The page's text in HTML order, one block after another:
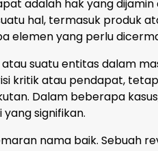
adalah hak yang dijamin
hal, termasuk produk
elemen yang perlu
suatu entitas dalam
kritik atau pendapat,
Dalam beberapa
signifikan.
nama baik. Sebuah